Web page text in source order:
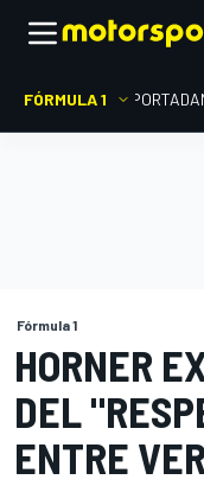
FÓRMULA 1 PORTADA
Fórmula 1
HORNER
DEL
ENTRE